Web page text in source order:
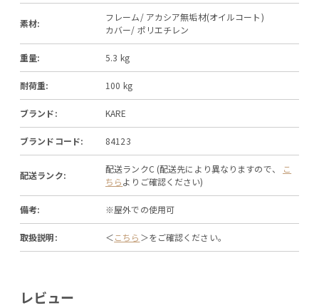
素材:
フレーム/ アカシア無垢材(オイルコート)
カバー/ ポリエチレン
重量: 5.3 kg
耐荷重: 100 kg
ブランド: KARE
ブランドコード: 84123
配送ランク:
配送ランクC (配送先により異なりますので、
こ
ちらよりご確認ください)
備考: ※屋外での使用可
取扱説明: ＜こちら ＞をご確認ください。
レビュー